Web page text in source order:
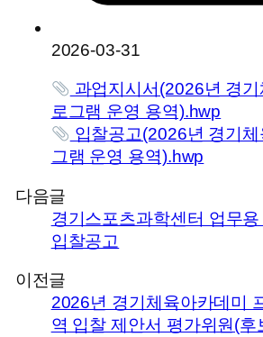
2026-03-31
과업지시서(2026년 경
로그램 운영 용역).hwp
입찰공고(2026년 경기
그램 운영 용역).hwp
다음글
경기스포츠과학센터 업무
입찰공고
이전글
2026년 경기체육아카데미
역 입찰 제안서 평가위원(후